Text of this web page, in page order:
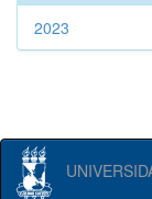
2023